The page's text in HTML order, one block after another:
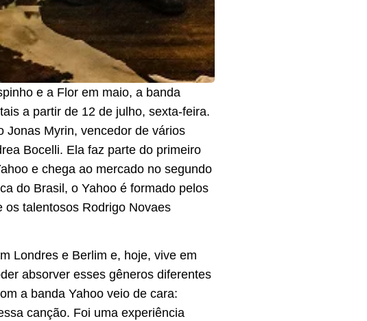
e a Flor em maio, a banda
a partir de 12 de julho, sexta-feira.
Jonas Myrin, vencedor de vários
Bocelli. Ela faz parte do primeiro
e chega ao mercado no segundo
do Brasil, o Yahoo é formado pelos
talentosos Rodrigo Novaes
Londres e Berlim e, hoje, vive em
absorver esses gêneros diferentes
a banda Yahoo veio de cara:
canção. Foi uma experiência